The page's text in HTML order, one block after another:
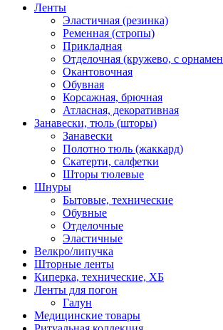
Ленты
Эластичная (резинка)
Ременная (стропы)
Прикладная
Отделочная (кружево, с
Окантовочная
Обувная
Корсажная, брючная
Атласная, декоративная
Занавески, тюль (шторы)
Занавески
Полотно тюль (жаккард)
Скатерти, салфетки
Шторы тюлевые
Шнуры
Бытовые, технические
Обувные
Отделочные
Эластичные
Велкро/липучка
Шторные ленты
Киперка, технические, ХБ
Ленты для погон
Галун
Медицинские товары